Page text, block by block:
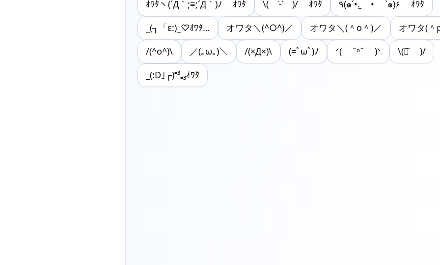
ｵﾜﾀヽ(´Д｀;≡;´Д｀)ﾉ ｵﾜﾀ \( ˙-˙ )/ ｵﾜﾀ ٩(๑´•.̫ • `๑)۶ ｵﾜﾀ
_(┐「ε:)_♡ｵﾜﾀ… オワタ＼(^○^)／ オワタ＼(＾o＾)／ オワタ(
/(^o^)\ ／(｡ω｡)＼ /(×Д×)\ (=ﾟωﾟ)ﾉ ᐟ( ˆᵒˆ )ᐠ \‪(ᯅ̈ )/
_(:D｣┌)⁼³₌₃ｵﾜﾀ